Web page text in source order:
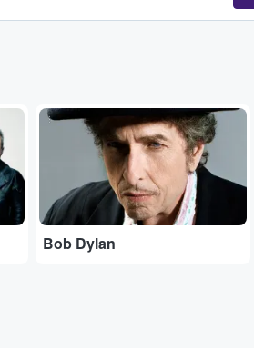
...
Bob Dylan